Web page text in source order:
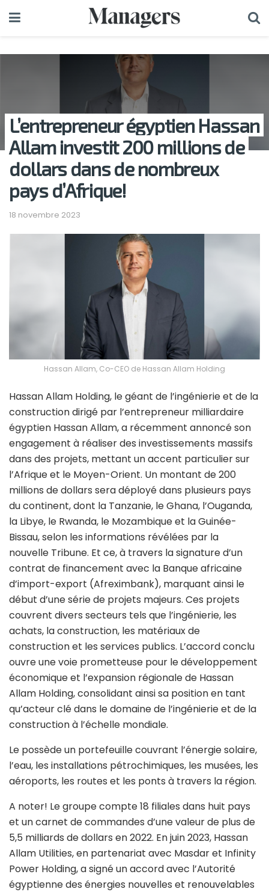
L’entrepreneur égyptien Hassan
Allam investit 200 millions de
dollars dans de nombreux
pays d’Afrique!
18 novembre 2023
Hassan Allam, Co-CEO de Hassan Allam Holding
Hassan Allam Holding, le géant de l’ingénierie et de la
construction dirigé par l’entrepreneur milliardaire
égyptien Hassan Allam, a récemment annoncé son
engagement à réaliser des investissements massifs
dans des projets, mettant un accent particulier sur
l’Afrique et le Moyen-Orient. Un montant de 200
millions de dollars sera déployé dans plusieurs pays
du continent, dont la Tanzanie, le Ghana, l’Ouganda,
la Libye, le Rwanda, le Mozambique et la Guinée-
Bissau, selon les informations révélées par la
nouvelle Tribune. Et ce, à travers la signature d’un
contrat de financement avec la Banque africaine
d’import-export (Afreximbank), marquant ainsi le
début d’une série de projets majeurs. Ces projets
couvrent divers secteurs tels que l’ingénierie, les
achats, la construction, les matériaux de
construction et les services publics. L’accord conclu
ouvre une voie prometteuse pour le développement
économique et l’expansion régionale de Hassan
Allam Holding, consolidant ainsi sa position en tant
qu’acteur clé dans le domaine de l’ingénierie et de la
construction à l’échelle mondiale.
Le possède un portefeuille couvrant l’énergie solaire,
l’eau, les installations pétrochimiques, les musées, les
aéroports, les routes et les ponts à travers la région.
A noter! Le groupe compte 18 filiales dans huit pays
et un carnet de commandes d’une valeur de plus de
5,5 milliards de dollars en 2022. En juin 2023, Hassan
Allam Utilities, en partenariat avec Masdar et Infinity
Power Holding, a signé un accord avec l’Autorité
égyptienne des énergies nouvelles et renouvelables